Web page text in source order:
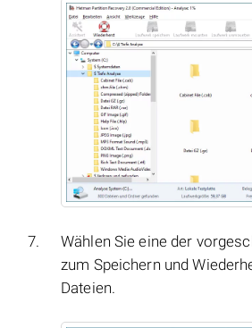
Wählen Sie eine der
zum Speichern und
Dateien.